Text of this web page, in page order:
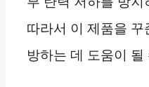
따라서 이 제품을 꾸
방하는 데 도움이 될